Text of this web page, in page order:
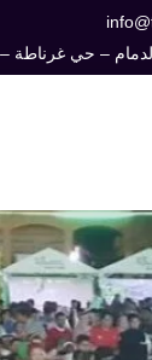
– حي غرناطة